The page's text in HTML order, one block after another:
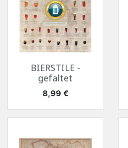
BIERSTILE -
gefaltet
Preis
8,99 €